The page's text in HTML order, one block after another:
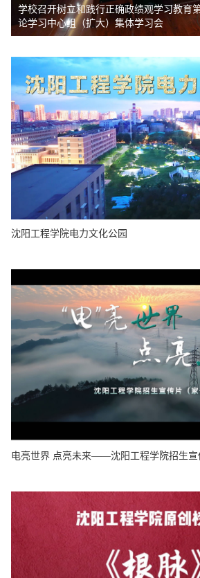
学校召开树立和践行正确政绩观学习教育
论学习中心组（扩大）集体学习会
沈阳工程学院电力文化公园
电亮世界 点亮未来——沈阳工程学院招生宣